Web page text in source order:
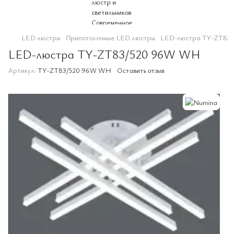
LED люстры Припотолочные LED люстры LED-люстра TY-
LED-люстра TY-ZT83/520 96W WH
Артикул: TY-ZT83/520 96W WH Оставить отзыв